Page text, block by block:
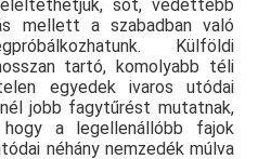
sőt, védettebb
mellett a szabadban való
Külföldi
tartó, komolyabb téli
egyedek ivaros utódai
jobb fagytűrést mutatnak,
a legellenállóbb fajok
néhány nemzedék múlva